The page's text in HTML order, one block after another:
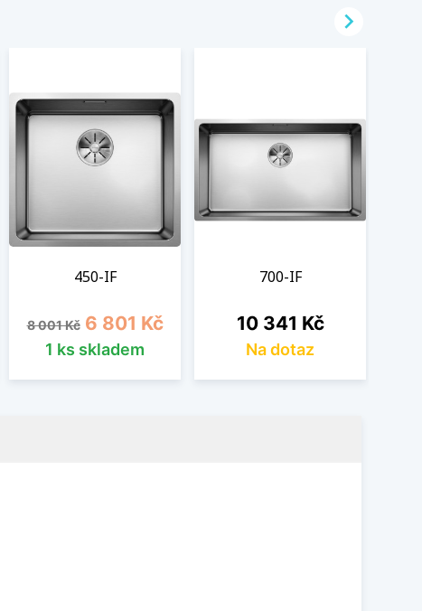
450-IF
Běžná cena
8 001 Kč Cena
6 801 Kč
1 ks skladem
700-IF
Cena
10 341 Kč
Na dotaz
